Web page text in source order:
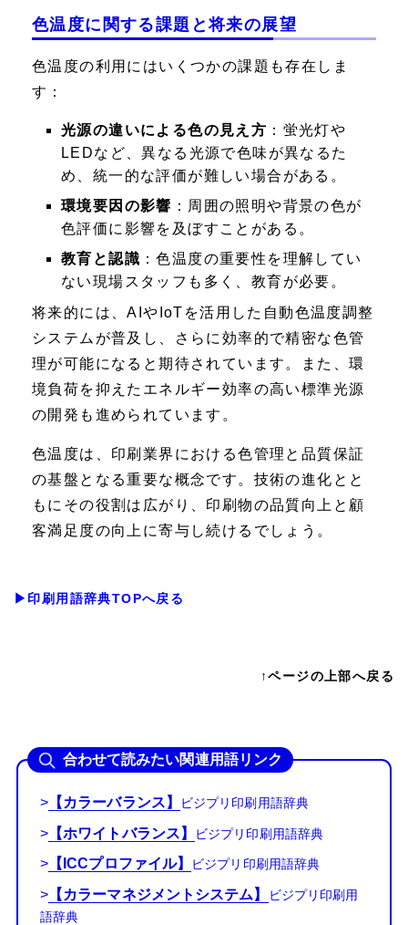
色温度に関する課題と将来の展望
色温度の利用にはいくつかの課題も存在しま
す：
光源の違いによる色の見え方 ：蛍光灯や
LEDなど、異なる光源で色味が異なるた
め、統一的な評価が難しい場合がある。
環境要因の影響 ：周囲の照明や背景の色が
色評価に影響を及ぼすことがある。
教育と認識 ：色温度の重要性を理解してい
ない現場スタッフも多く、教育が必要。
将来的には、AIやIoTを活用した自動色温度調整
システムが普及し、さらに効率的で精密な色管
理が可能になると期待されています。また、環
境負荷を抑えたエネルギー効率の高い標準光源
の開発も進められています。
色温度は、印刷業界における色管理と品質保証
の基盤となる重要な概念です。技術の進化とと
もにその役割は広がり、印刷物の品質向上と顧
客満足度の向上に寄与し続けるでしょう。
▶印刷用語辞典TOPへ戻る
↑ページの上部へ戻る
合わせて読みたい関連用語リンク
> 【カラーバランス】
> 【ホワイトバランス】
> 【ICCプロファイル】
> 【カラーマネジメントシステム】